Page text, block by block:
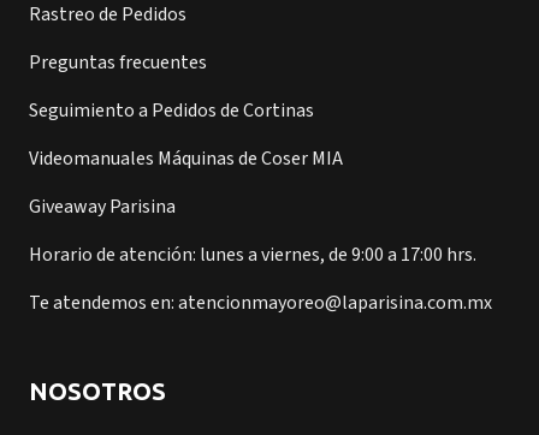
Rastreo de Pedidos
Preguntas frecuentes
Seguimiento a Pedidos de Cortinas
Videomanuales Máquinas de Coser MIA
Giveaway Parisina
Horario de atención: lunes a viernes, de 9:00 a 17:00 hrs.
Te atendemos en: atencionmayoreo@laparisina.com.mx
NOSOTROS